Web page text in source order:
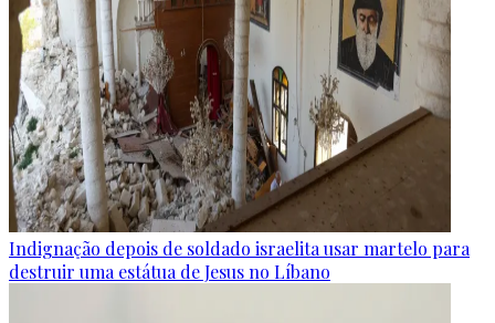
Indignação depois de soldado israelita usar martelo para
destruir uma estátua de Jesus no Líbano